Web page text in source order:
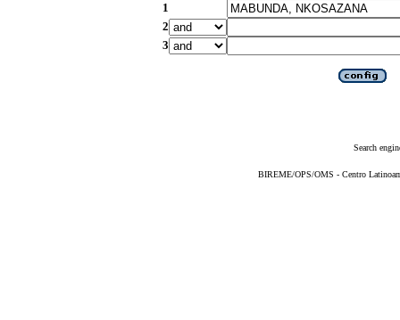
1
2
3
Search
BIREME/OPS/OMS - Centro